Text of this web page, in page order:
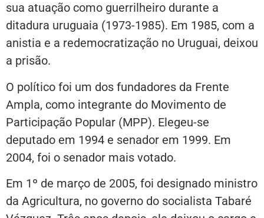
sua atuação como guerrilheiro durante a
ditadura uruguaia (1973-1985). Em 1985, com a
anistia e a redemocratização no Uruguai, deixou
a prisão.
O político foi um dos fundadores da Frente
Ampla, como integrante do Movimento de
Participação Popular (MPP). Elegeu-se
deputado em 1994 e senador em 1999. Em
2004, foi o senador mais votado.
Em 1º de março de 2005, foi designado ministro
da Agricultura, no governo do socialista Tabaré